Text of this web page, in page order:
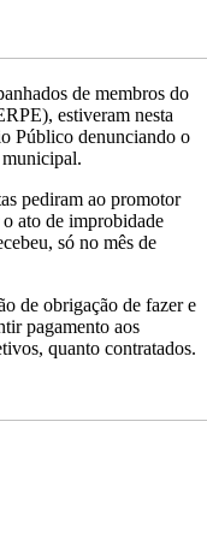
de membros do
estiveram nesta
Público denunciando o
pediram ao promotor
ato de improbidade
só no mês de
de obrigação de fazer e
pagamento aos
quanto contratados.